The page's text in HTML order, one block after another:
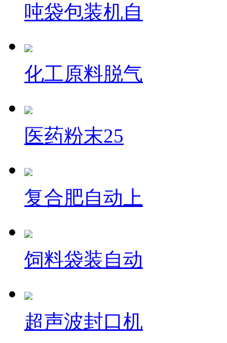
吨袋包装机自
化工原料脱气
医药粉末25
复合肥自动上
饲料袋装自动
超声波封口机